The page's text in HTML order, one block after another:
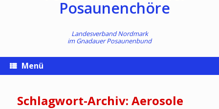
Posaunenchöre
Landesverband Nordmark
imGnadauer Posaunenbund
Menü
Schlagwort-Archiv: Aerosole